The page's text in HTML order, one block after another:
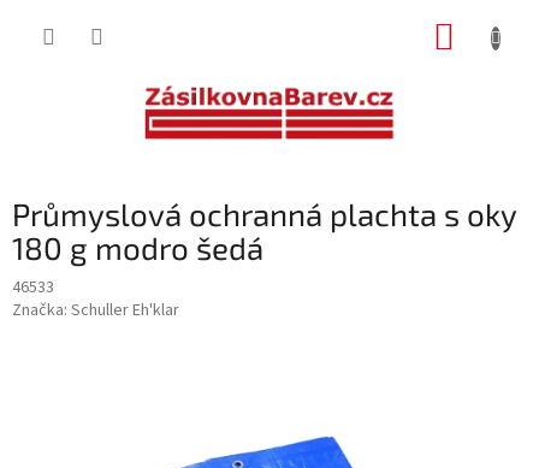
Průmyslová ochranná plachta s oky
180 g modro šedá
46533
Značka: Schuller Eh'klar